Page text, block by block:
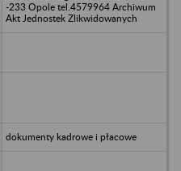
-233 Opole tel.4579964 Archiwum
Akt Jednostek Zlikwidowanych
dokumenty kadrowe i płacowe